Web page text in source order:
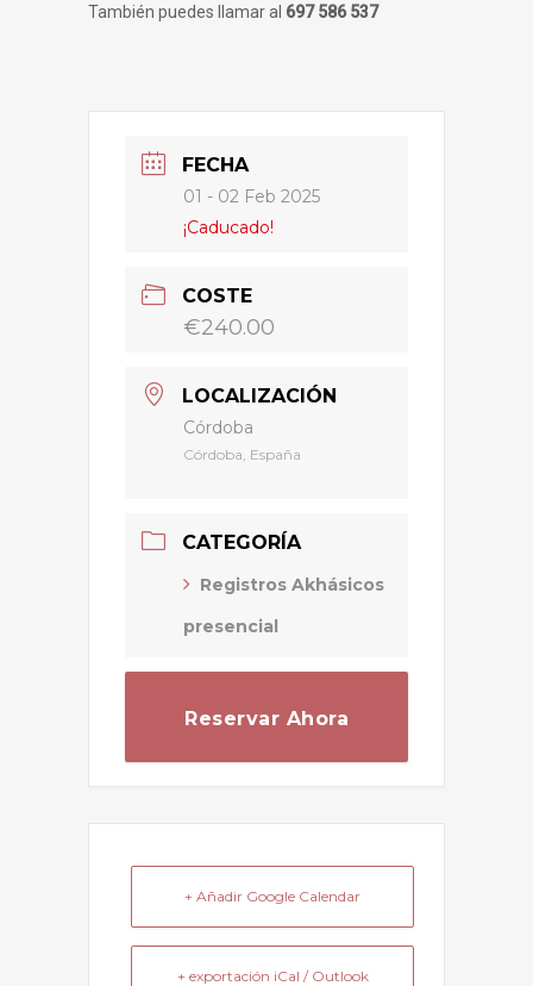
También puedes llamar al 697 586 537
FECHA
01 - 02 Feb 2025
¡Caducado!
COSTE
€240.00
LOCALIZACIÓN
Córdoba
Córdoba, España
CATEGORÍA
Registros Akhásicos
presencial
Reservar Ahora
+ Añadir Google Calendar
+ exportación iCal / Outlook